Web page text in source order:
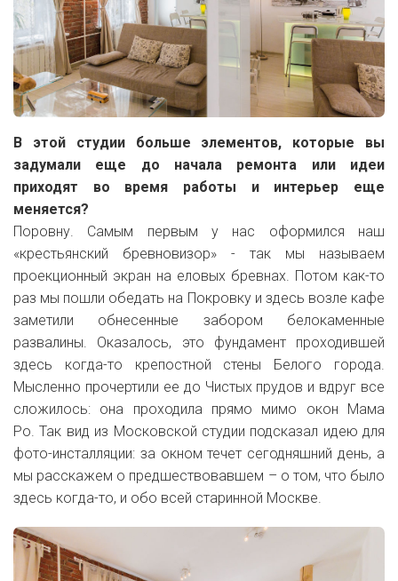
В этой студии больше элементов, которые вы
задумали еще до начала ремонта или идеи
приходят во время работы и интерьер еще
меняется?
Поровну. Самым первым у нас оформился наш
«крестьянский бревновизор» - так мы называем
проекционный экран на еловых бревнах. Потом как-то
раз мы пошли обедать на Покровку и здесь возле кафе
заметили обнесенные забором белокаменные
развалины. Оказалось, это фундамент проходившей
здесь когда-то крепостной стены Белого города.
Мысленно прочертили ее до Чистых прудов и вдруг все
сложилось: она проходила прямо мимо окон Мама
Ро.Так вид из Московской студии подсказал идею для
фото-инсталляции: за окном течет сегодняшний день, а
мы расскажем о предшествовавшем – о том, что было
здесь когда-то, и обо всей старинной Москве.